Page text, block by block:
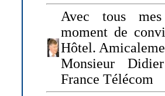
Avec tous
moment de
Hôtel.
Monsieur
France Télécom